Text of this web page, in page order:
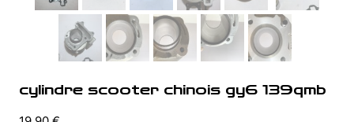
cylindre scooter chinois gy6 139qmb